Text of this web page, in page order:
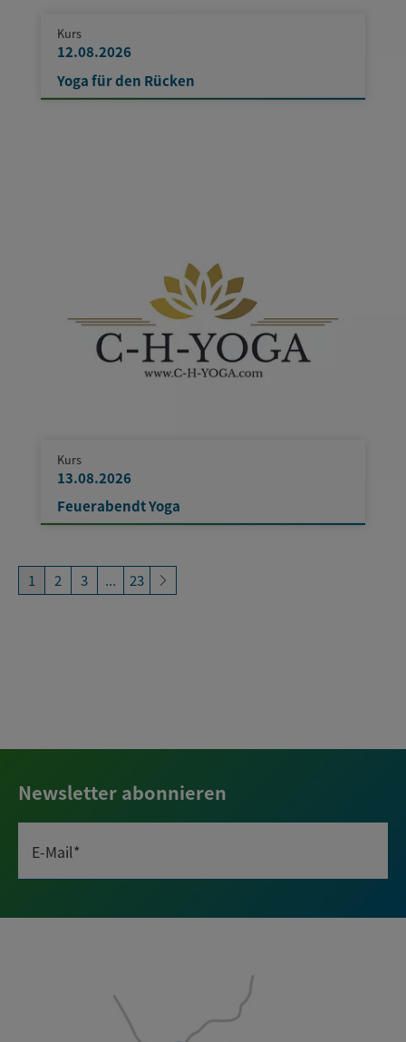
Kurs
12.08.2026
Yoga für den Rücken
Kurs
13.08.2026
Feuerabendt Yoga
1 2 3 ... 23
Newsletter abonnieren
E-Mail*